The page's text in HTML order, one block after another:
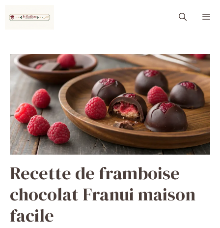
Recette de framboise
chocolat Franui maison
facile